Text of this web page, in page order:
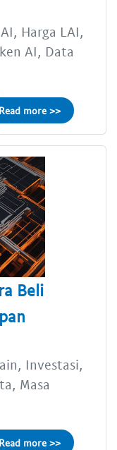
Harga LAI,
AI, Data
Read more >>
Beli
Investasi,
Masa
Read more >>